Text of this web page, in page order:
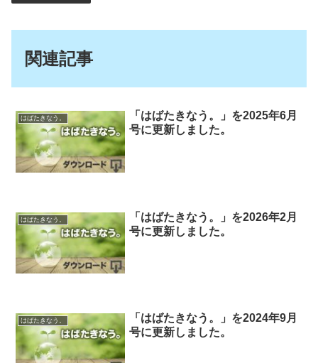
関連記事
はばたきなう。
「はばたきなう。」を2025年6月
号に更新しました。
はばたきなう。
「はばたきなう。」を2026年2月
号に更新しました。
はばたきなう。
「はばたきなう。」を2024年9月
号に更新しました。